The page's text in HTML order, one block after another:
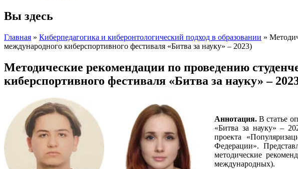
Вы здесь
Главная » Киберпедагогика и киберонтологический подход в образовании »
международного киберспортивного фестиваля «Битва за науку» – 2023)
Методические рекомендации по проведению
киберспортивного фестиваля «Битва за науку» –
Аннотация.В статье
«Битва за науку» –
проекта
Федерации».
методические
международных).